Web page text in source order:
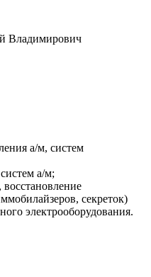
а/м, систем
а/м;
секреток)
электрооборудования.